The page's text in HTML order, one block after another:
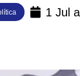
1 Jul